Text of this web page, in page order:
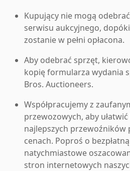
Kupujący nie mogą
serwisu aukcyjnego,
zostanie w pełni opłacona.
Aby odebrać sprzęt,
kopię formularza wydania
Bros. Auctioneers.
Współpracujemy z
przewozowych, aby
najlepszych przewoźników
cenach. Poproś o
natychmiastowe
stron internetowych